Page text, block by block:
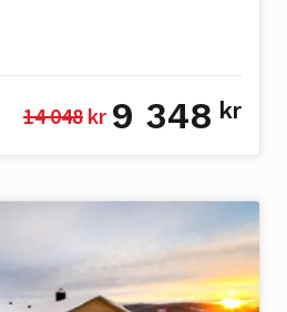
14 048 kr 9 348 kr